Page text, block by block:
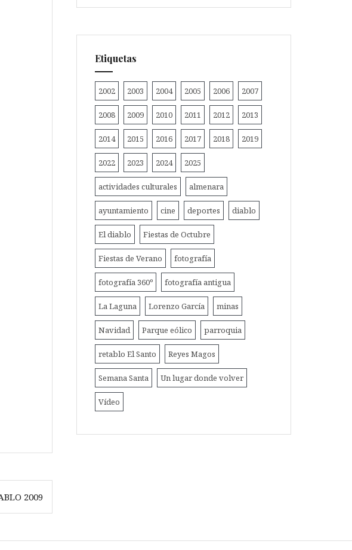
2009
Etiquetas
2002 2003 2004 2005 2006 2007
2008 2009 2010 2011 2012 2013
2014 2015 2016 2017 2018 2019
2022 2023 2024 2025
actividades culturales almenara
ayuntamiento cine deportes diablo
El diablo Fiestas de Octubre
Fiestas de Verano fotografía
fotografía 360º fotografía antigua
La Laguna Lorenzo García minas
Navidad Parque eólico parroquia
retablo El Santo Reyes Magos
Semana Santa Un lugar donde volver
Vídeo